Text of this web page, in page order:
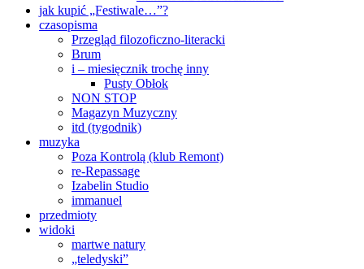
jak kupić „Festiwale…”?
czasopisma
Przegląd filozoficzno-literacki
Brum
i – miesięcznik trochę inny
Pusty Obłok
NON STOP
Magazyn Muzyczny
itd (tygodnik)
muzyka
Poza Kontrolą (klub Remont)
re-Repassage
Izabelin Studio
immanuel
przedmioty
widoki
martwe natury
„teledyski”